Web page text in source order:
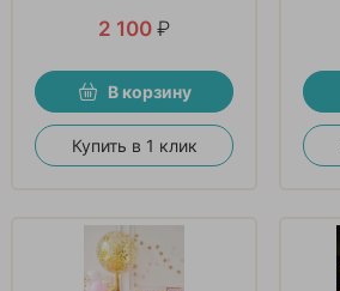
2 100 ₽
В корзину
Купить в 1 клик